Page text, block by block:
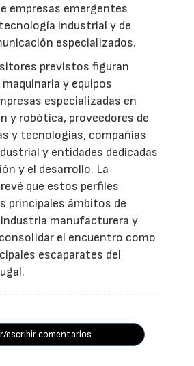
empresas emergentes
industrial y de
especializados.
previstos figuran
y equipos
especializadas en
y robótica, proveedores de
y tecnologías, compañías
y entidades dedicadas
y el desarrollo. La
que estos perfiles
principales ámbitos de
manufacturera y
el encuentro como
escaparates del
escribir comentarios